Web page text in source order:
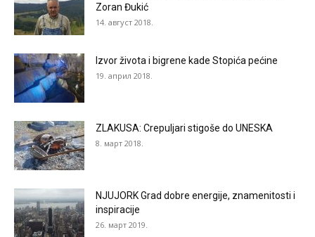
Zoran Đukić
14. август 2018.
Izvor života i bigrene kade Stopića pećine
19. април 2018.
ZLAKUSA: Crepuljari stigoše do UNESKA
8. март 2018.
NJUJORK Grad dobre energije, znamenitosti i
inspiracije
26. март 2019.